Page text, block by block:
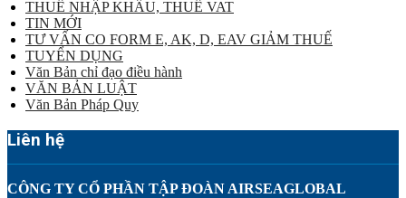
THUẾ NHẬP KHẨU, THUẾ VAT
TIN MỚI
TƯ VẤN CO FORM E, AK, D, EAV GIẢM THUẾ
TUYỂN DỤNG
Văn Bản chỉ đạo điều hành
VĂN BẢN LUẬT
Văn Bản Pháp Quy
Liên hệ
CÔNG TY CỔ PHẦN TẬP ĐOÀN AIRSEAGLOBAL